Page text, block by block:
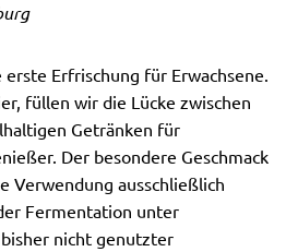
Erfrischung für Erwachsene.
füllen wir die Lücke zwischen
Getränken für
Der besondere Geschmack
Verwendung ausschließlich
Fermentation unter
nicht genutzter